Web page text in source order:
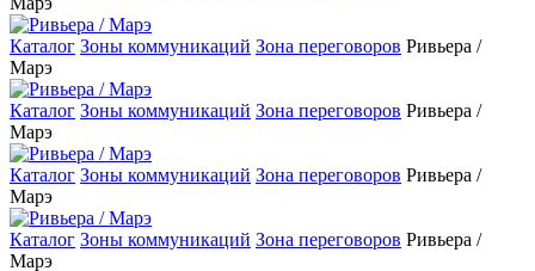
Каталог Зоны коммуникаций Зона переговоров Ривьера /
Марэ
Каталог Зоны коммуникаций Зона переговоров Ривьера /
Марэ
Каталог Зоны коммуникаций Зона переговоров Ривьера /
Марэ
Каталог Зоны коммуникаций Зона переговоров Ривьера /
Марэ